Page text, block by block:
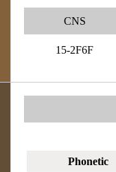
CNS
15-2F6F
Phonetic